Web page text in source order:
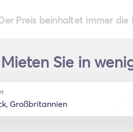
Der Preis beinhaltet immer die
Mieten Sie in